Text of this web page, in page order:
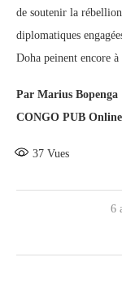
de soutenir la
diplomatiques
Doha peinent encore
Par Marius Bopenga
CONGO PUB Online
37 Vues
6